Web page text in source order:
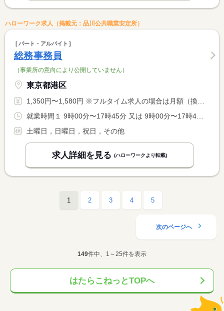
ハローワーク求人（掲載元：品川公共職業安定所）
パート・アルバイト
総務事務員
（事業所の意向により公開していません）
東京都港区
1,350円〜1,580円 ※フルタイム求人の場合は月額（換算額）、パート求人の場合は時間額を表示しています。
土曜日，日曜日，祝日，その他
求人詳細を見る (ハローワークより転載)
1 2 3 4 5
次のページへ
149件中、1～25件を表示
はたらこねっとTOPへ